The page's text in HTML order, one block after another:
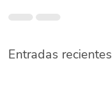
Entradas recientes